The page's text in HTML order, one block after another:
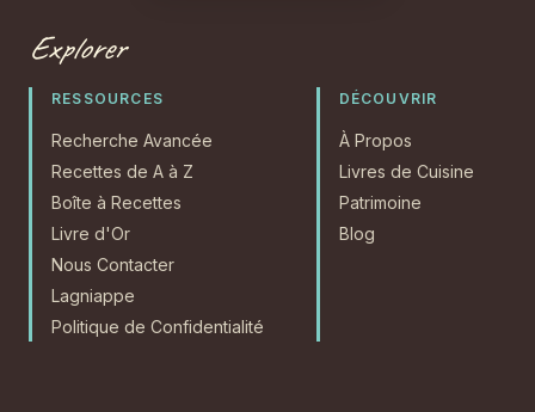
Explorer
RESSOURCES
Recherche Avancée
Recettes de A à Z
Boîte à Recettes
Livre d'Or
Nous Contacter
Lagniappe
Politique de Confidentialité
DÉCOUVRIR
À Propos
Livres de Cuisine
Patrimoine
Blog